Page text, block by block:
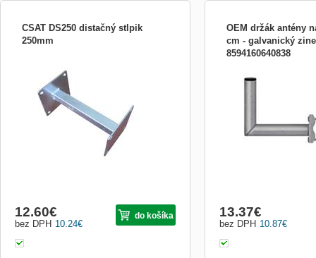
CSAT DS250 distačný stlpik
250mm
Jednoduché a velmi pevné uchycení
trubky až do průměru 95mm o stojan,
stěnu anebo sloup /až do průměru 95mm/
je možné realizovat pomocí tohto
distančního sloupu a dvojic žraloků-
úchytek 2Z5 /2Z5M/.
10.24€
bez DPH
12.60€ do košíka
OEM držák antény
cm - galvanický
8594160640838
10.87€
bez DPH
13.37€